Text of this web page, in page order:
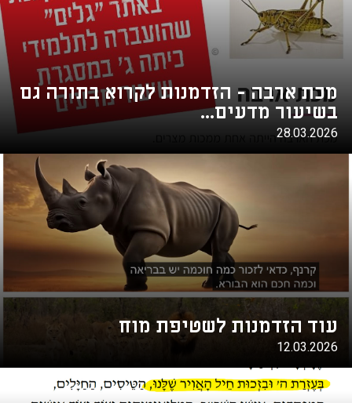
מכת ארבה - הזדמנות לקרוא בתורה גם
בשיעור מדעים...
28.03.2026
עוד הזדמנות לשטיפת מוח
12.03.2026